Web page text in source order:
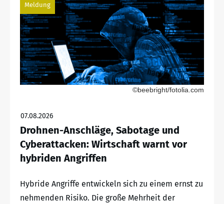
Meldung
©beebright/fotolia.com
07.08.2026
Drohnen-Anschläge, Sabotage und
Cyberattacken: Wirtschaft warnt vor
hybriden Angriffen
Hybride Angriffe entwickeln sich zu einem ernst zu
nehmenden Risiko. Die große Mehrheit der